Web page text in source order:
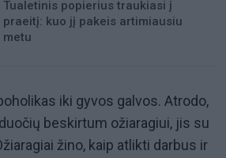
Tualetinis popierius traukiasi į
praeitį: kuo jį pakeis artimiausiu
metu
iki gyvos galvos. Atrodo,
beskirtum ožiaragiui, jis su
žino, kaip atlikti darbus ir